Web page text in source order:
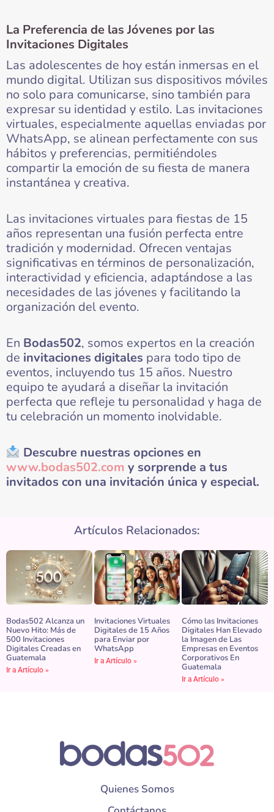
La Preferencia de las Jóvenes por las
Invitaciones Digitales
Las adolescentes de hoy están inmersas en el
mundo digital. Utilizan sus dispositivos móviles
no solo para comunicarse, sino también para
expresar su identidad y estilo. Las invitaciones
virtuales, especialmente aquellas enviadas por
WhatsApp, se alinean perfectamente con sus
hábitos y preferencias, permitiéndoles
compartir la emoción de su fiesta de manera
instantánea y creativa.
Las invitaciones virtuales para fiestas de 15
años representan una fusión perfecta entre
tradición y modernidad. Ofrecen ventajas
significativas en términos de personalización,
interactividad y eficiencia, adaptándose a las
necesidades de las jóvenes y facilitando la
organización del evento.
En Bodas502, somos expertos en la creación
de invitaciones digitales para todo tipo de
eventos, incluyendo tus 15 años. Nuestro
equipo te ayudará a diseñar la invitación
perfecta que refleje tu personalidad y haga de
tu celebración un momento inolvidable.
Descubre nuestras opciones en
www.bodas502.com y sorprende a tus
invitados con una invitación única y especial.
Artículos Relacionados:
Bodas502 Alcanza un
Nuevo Hito: Más de
500 Invitaciones
Digitales Creadas en
Guatemala
Ir a Artículo »
Invitaciones Virtuales
Digitales de 15 Años
para Enviar por
WhatsApp
Ir a Artículo »
Cómo las Invitaciones
Digitales Han Elevado
la Imagen de Las
Empresas en Eventos
Corporativos En
Guatemala
Ir a Artículo »
Quienes Somos